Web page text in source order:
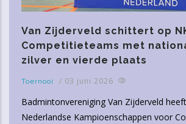
Van Zijderveld schittert op
Competitieteams met
zilver en vierde plaats
Toernooi / 03 juni 2026
Badmintonvereniging Van Zijderveld
Nederlandse Kampioenschappen voor